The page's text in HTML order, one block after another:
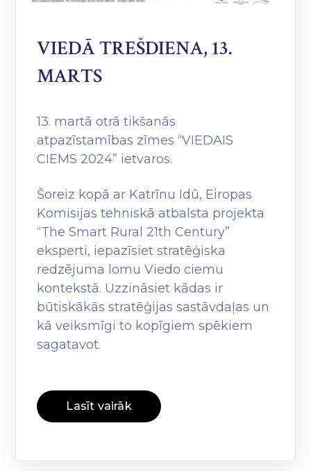
VIEDĀ TREŠDIENA, 13.
MARTS
13. martā otrā tikšanās
atpazīstamības zīmes “VIEDAIS
CIEMS 2024” ietvaros.
Šoreiz kopā ar Katrīnu Idū, Eiropas
Komisijas tehniskā atbalsta projekta
“The Smart Rural 21th Century”
eksperti, iepazīsiet stratēģiska
redzējuma lomu Viedo ciemu
kontekstā. Uzzināsiet kādas ir
būtiskākās stratēģijas sastāvdaļas un
kā veiksmīgi to kopīgiem spēkiem
sagatavot.
Lasīt vairāk